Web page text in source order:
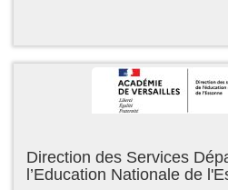
Direction des Services
l’Education Nationale de